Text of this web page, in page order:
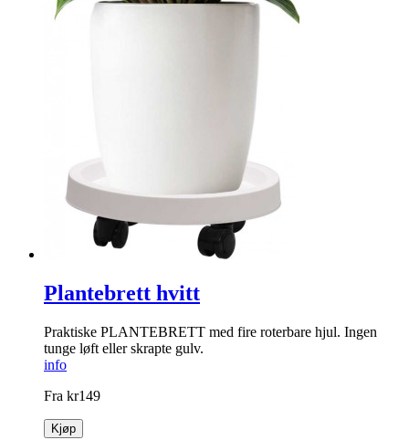
Plantebrett hvitt
Praktiske PLANTEBRETT med fire ­roterbare hjul. Ingen
tunge løft eller skrapte gulv.
info
Fra kr149
Kjøp